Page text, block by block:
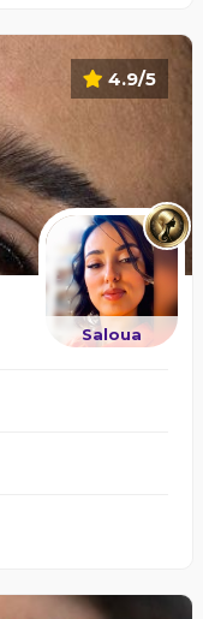
4.9/5
Saloua